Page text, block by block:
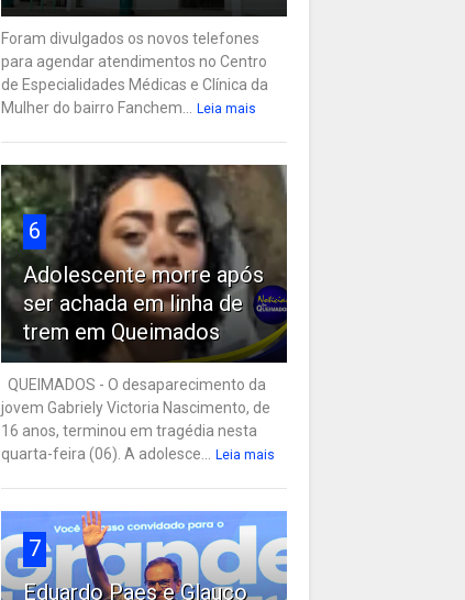
Foram divulgados os novos telefones
para agendar atendimentos no Centro
de Especialidades Médicas e Clínica da
Mulher do bairro Fanchem...
Leia mais
6
Adolescente morre após
ser achada em linha de
trem em Queimados
QUEIMADOS - O desaparecimento da
jovem Gabriely Victoria Nascimento, de
16 anos, terminou em tragédia nesta
quarta-feira (06). A adolesce...
Leia mais
7
Eduardo Paes e Glauco